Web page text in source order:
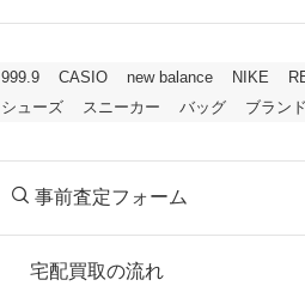
999.9 CASIO new balance NIKE
シューズ
スニーカー バッグ ブラン
事前査定フォーム
宅配買取の流れ